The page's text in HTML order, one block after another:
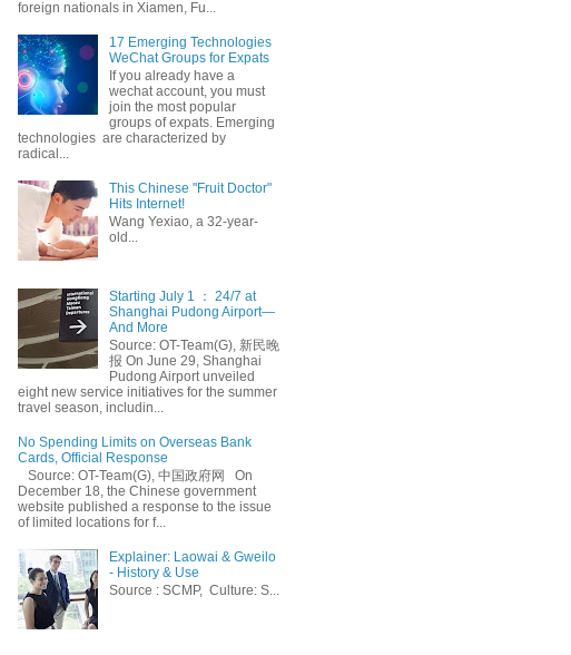
foreign nationals in Xiamen, Fu...
17 Emerging Technologies
WeChat Groups for Expats
If you already have a
wechat account, you must
join the most popular
groups of expats. Emerging
technologies are characterized by
radical...
This Chinese "Fruit Doctor"
Hits Internet!
Wang Yexiao, a 32-year-
old...
Starting July 1 ： 24/7 at
Shanghai Pudong Airport—
And More
Source: OT-Team(G), 新民晚
报 On June 29, Shanghai
Pudong Airport unveiled
eight new service initiatives for the summer
travel season, includin...
No Spending Limits on Overseas Bank
Cards, Official Response
Source: OT-Team(G), 中国政府网 On
December 18, the Chinese government
website published a response to the issue
of limited locations for f...
Explainer: Laowai & Gweilo
- History & Use
Source : SCMP, Culture: S...